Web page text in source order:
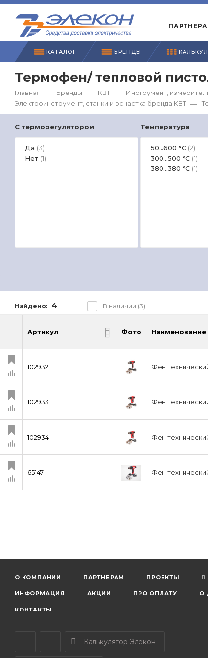
КАТАЛОГ БРЕНДЫ
Термофен/ тепловой
Главная — Бренды — КВТ — Инструмент,
Электроинструмент, станки и оснастка бренда КВТ —
С терморегулятором
Да (3)
Нет (1)
Температура
50...600 °C (2)
300...500 °C (1)
380...380 °C (1)
Найдено: 4 В наличии (3)
Артикул Фото Наименование
Артикул Фото Наименование
102932 Фен
102933 Фен
102934 Фен
65147 Фен
О КОМПАНИИ ПАРТНЕРАМ ПРОЕКТЫ
ИНФОРМАЦИЯ АКЦИИ ПРО ОПЛАТУ О
КОНТАКТЫ
Калькулятор Элекон